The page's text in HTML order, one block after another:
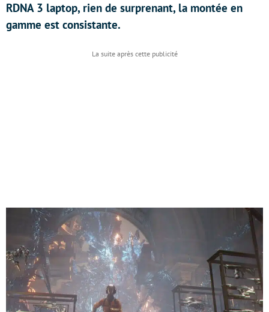
RDNA 3 laptop, rien de surprenant, la montée en
gamme est consistante.